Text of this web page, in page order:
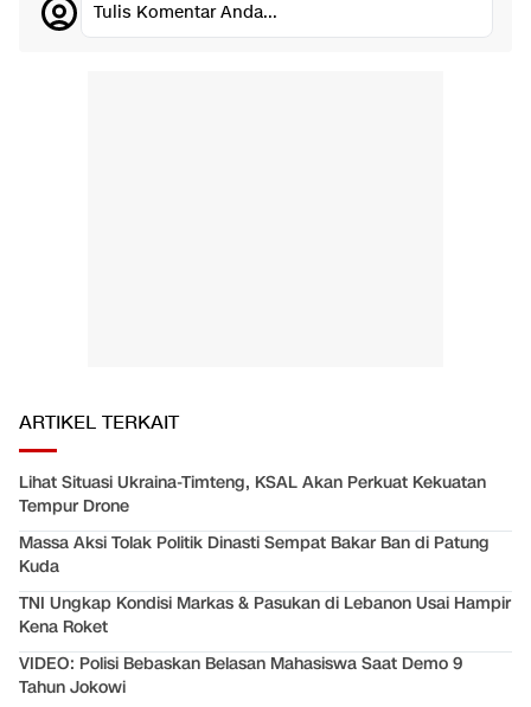
Tulis Komentar Anda...
ARTIKEL TERKAIT
Lihat Situasi Ukraina-Timteng, KSAL Akan Perkuat Kekuatan
Tempur Drone
Massa Aksi Tolak Politik Dinasti Sempat Bakar Ban di Patung
Kuda
TNI Ungkap Kondisi Markas & Pasukan di Lebanon Usai Hampir
Kena Roket
VIDEO: Polisi Bebaskan Belasan Mahasiswa Saat Demo 9
Tahun Jokowi